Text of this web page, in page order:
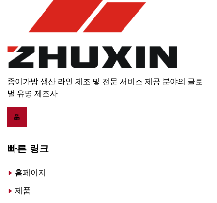
종이가방 생산 라인 제조 및 전문 서비스 제공 분야의 글로
벌 유명 제조사
빠른 링크
홈페이지
제품